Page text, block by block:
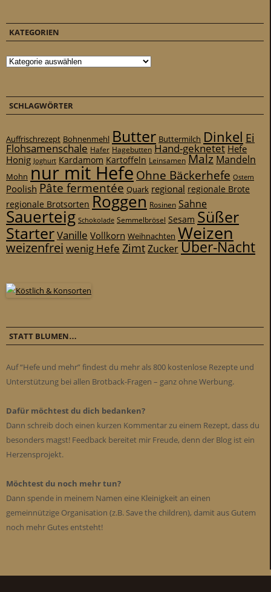
KATEGORIEN
Kategorien
SCHLAGWÖRTER
Auffrischrezept Bohnenmehl Butter Buttermilch Dinkel Ei
Flohsamenschale Hafer Hagebutten Hand-geknetet Hefe
Honig Joghurt Kardamom Kartoffeln Leinsamen Malz Mandeln
Mohn nur mit Hefe Ohne Bäckerhefe Ostern
Poolish Pâte fermentée Quark regional regionale Brote
regionale Brotsorten Roggen Rosinen Sahne
Sauerteig Schokolade Semmelbrösel Sesam Süßer
StarterVanille Vollkorn Weihnachten Weizen
weizenfrei wenig Hefe ZimtZuckerÜber-Nacht
STATT BLUMEN…
Auf “Hefe und mehr” findest du mehr als 800 kostenlose Rezepte und
Unterstützung bei allen Brotback-Fragen – ganz ohne Werbung.
Dafür möchtest du dich bedanken?
Dann schreib doch einen kurzen Kommentar zu einem Rezept, dass du
besonders magst! Feedback bereitet mir Freude, denn der Blog ist ein
Herzensprojekt.
Möchtest du noch mehr tun?
Dann spende in meinem Namen eine Kleinigkeit an einen
gemeinnützige Organisation (z.B. Save the children), damit aus Gutem
noch mehr Gutes entsteht!